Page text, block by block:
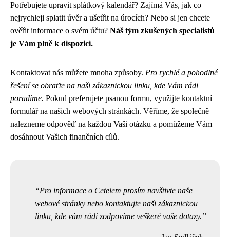
Potřebujete upravit splátkový kalendář? Zajímá Vás, jak co
nejrychleji splatit úvěr a ušetřit na úrocích? Nebo si jen chcete
ověřit informace o svém účtu? Náš tým zkušených specialistů
je Vám plně k dispozici.
Kontaktovat nás můžete mnoha způsoby. Pro rychlé a pohodlné
řešení se obraťte na naši zákaznickou linku, kde Vám rádi
poradíme. Pokud preferujete psanou formu, využijte kontaktní
formulář na našich webových stránkách. Věříme, že společně
nalezneme odpověď na každou Vaši otázku a pomůžeme Vám
dosáhnout Vašich finančních cílů.
Pro informace o Cetelem prosím navštivte naše
webové stránky nebo kontaktujte naši zákaznickou
linku, kde vám rádi zodpovíme veškeré vaše dotazy.